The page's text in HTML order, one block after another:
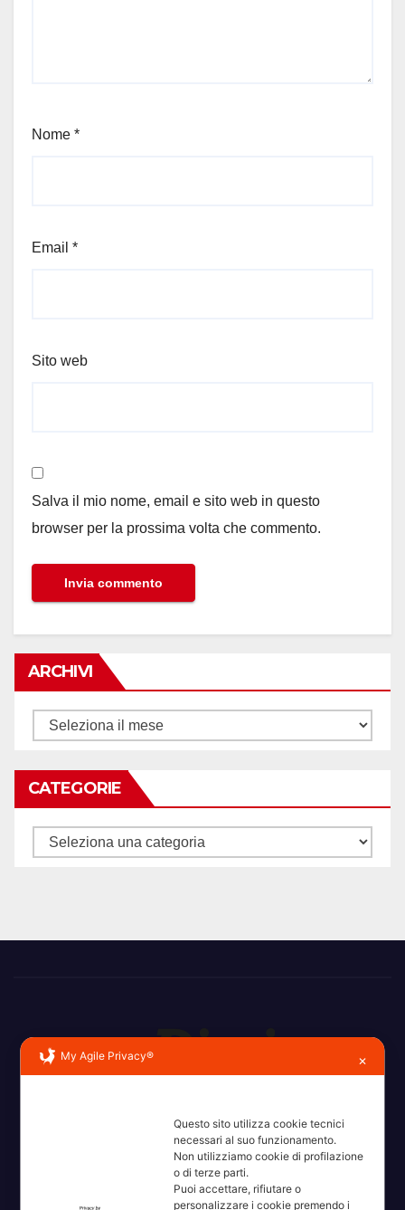
Nome *
Email *
Sito web
Salva il mio nome, email e sito web in questo
browser per la prossima volta che commento.
ARCHIVI
Archivi
CATEGORIE
Categorie
ricorda la domanda.
My Agile Privacy® ✕
Questo sito utilizza cookie tecnici
necessari al suo funzionamento.
Non utilizziamo cookie di profilazione
o di terze parti.
Puoi accettare, rifiutare o
personalizzare i cookie premendo i